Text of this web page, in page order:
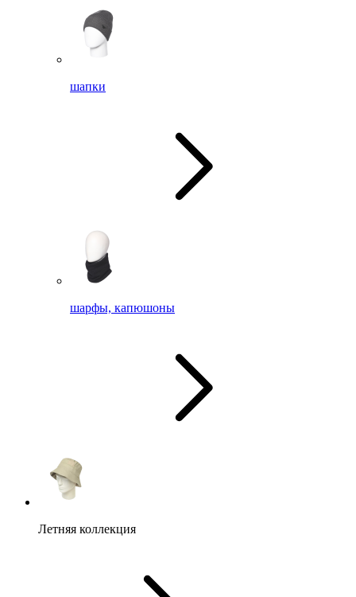
шапки
шарфы, капюшоны
Летняя коллекция